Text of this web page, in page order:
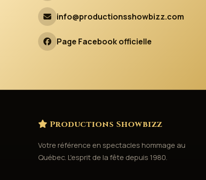
info@productionsshowbizz.com
Page Facebook officielle
Productions Showbizz
Votre référence en spectacles hommage au
Québec. L'esprit de la fête depuis 1980.